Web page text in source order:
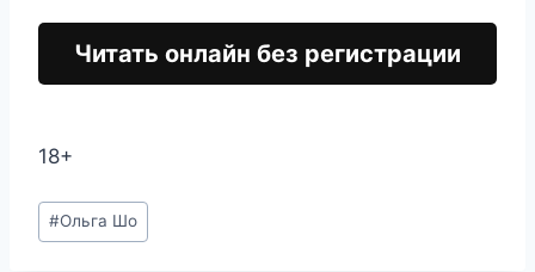
Читать онлайн без регистрации
18+
Метки
записи:
#Ольга Шо